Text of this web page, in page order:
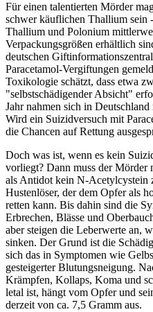
Für einen talentierten Mörder
schwer käuflichen Thallium sein
Thallium und Polonium
Verpackungsgrößen erhältlich
deutschen
Paracetamol-Vergiftungen
Toxikologie schätzt, dass etwa
"selbstschädigender Absicht"
Jahr nahmen sich in
Wird ein Suizidversuch mit
die Chancen auf Rettung
Doch was ist, wenn es kein
vorliegt? Dann muss der Mörder
als Antidot kein N-Acetylcystein
Hustenlöser, der dem Opfer als
retten kann. Bis dahin sind die
Erbrechen, Blässe und
aber steigen die Leberwerte an,
sinken. Der Grund ist die
sich das in Symptomen wie
gesteigerter Blutungsneigung.
Krämpfen, Kollaps, Koma und
letal ist, hängt vom Opfer und
derzeit von ca. 7,5 Gramm aus.